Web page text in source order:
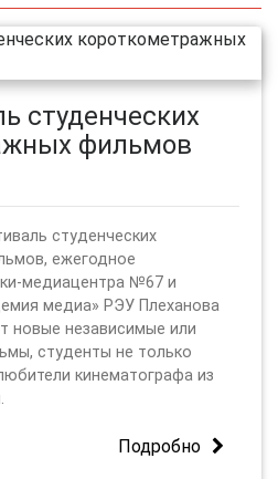
студенческих
фильмов
студенческих
ежегодное
медиацентра №67 и
медиа» РЭУ Плеханова
новые независимые или
студенты не только
кинематографа из
Подробно